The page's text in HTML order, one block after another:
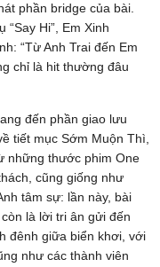
phần bridge của bài.
Hi”, Em Xinh
“Từ Anh Trai đến Em
chỉ là hit thường đâu
đến phần giao lưu
tiết mục Sớm Muộn Thì,
những thước phim One
cũng giống như
tâm sự: lần này, bài
là lời tri ân gửi đến
đênh giữa biển khơi, với
như các thành viên